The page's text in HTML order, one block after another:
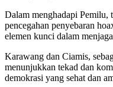
Dalam menghadapi Pemilu,
pencegahan penyebaran
elemen kunci dalam
Karawang dan Ciamis,
menunjukkan tekad dan
demokrasi yang sehat dan